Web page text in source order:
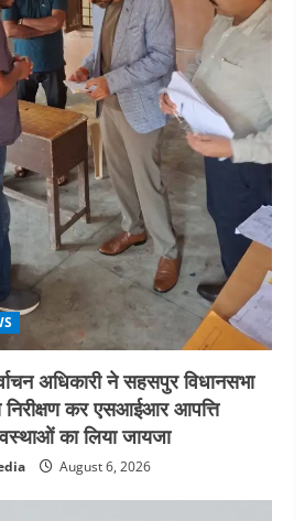
के बीच समझौता; भारतीय छात्रों
मिलेंगे वैश्विक अवसर
August 5, 2026
NEWS
की राजस्थान के मुख्यमंत्री से
भेंट पर्यटन और सांस्कृतिक
के विस्तार पर हुई चर्चा
August 4, 2026
अधिकारी ने सहसपुर विधानसभा
निरीक्षण कर एसआईआर आपत्ति
का लिया जायजा
August 6, 2026